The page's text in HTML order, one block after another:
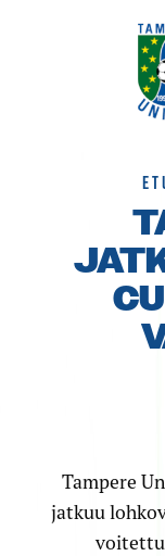
Tampere
jatkuu